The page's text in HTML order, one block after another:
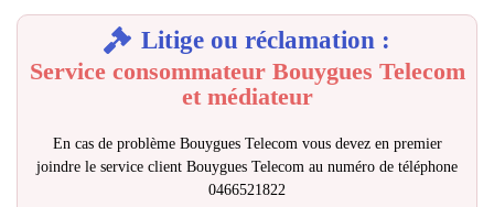
Litige ou réclamation :
Service consommateur Bouygues Telecom
et médiateur
En cas de problème Bouygues Telecom vous devez en premier
joindre le service client Bouygues Telecom au numéro de téléphone
0466521822